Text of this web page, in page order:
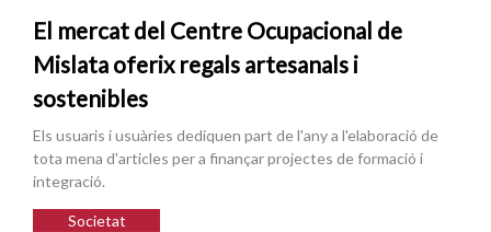
El mercat del Centre Ocupacional de
Mislata oferix regals artesanals i
sostenibles
Els usuaris i usuàries dediquen part de l'any a l'elaboració de
tota mena d'articles per a finançar projectes de formació i
integració.
Societat